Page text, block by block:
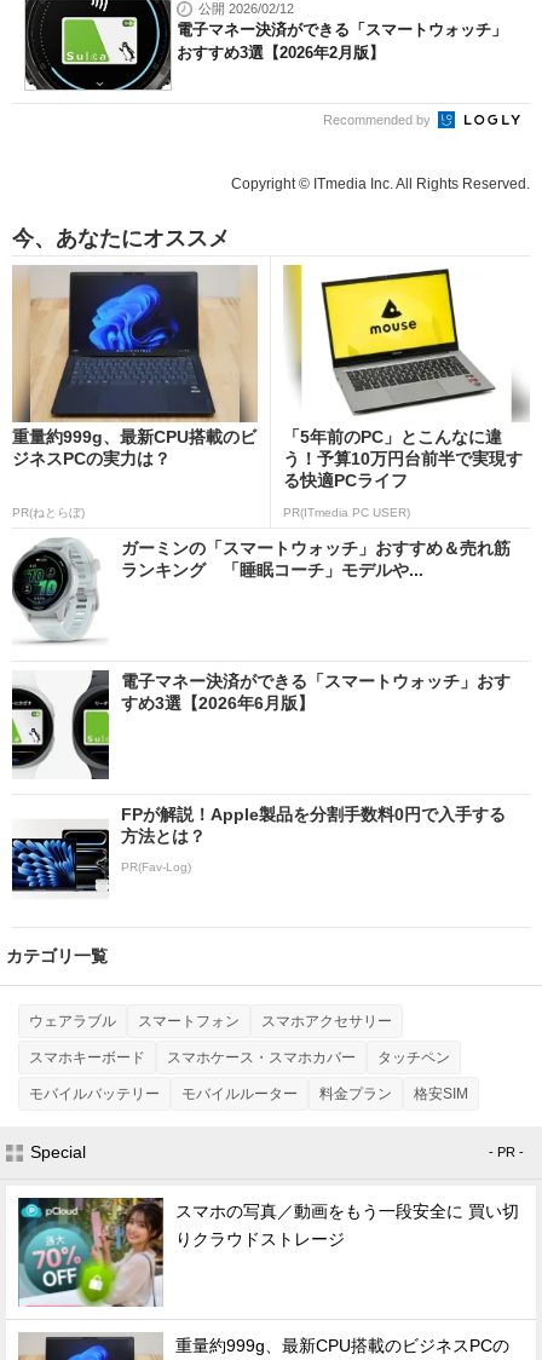
公開 2026/02/12
電子マネー決済ができる「スマートウォッチ」
おすすめ3選【2026年2月版】
Recommended by
Copyright © ITmedia Inc. All Rights Reserved.
今、あなたにオススメ
重量約999g、最新CPU搭載のビ
ジネスPCの実力は？
PR(ねとらぼ)
「5年前のPC」とこんなに違
う！予算10万円台前半で実現す
る快適PCライフ
PR(ITmedia PC USER)
ガーミンの「スマートウォッチ」おすすめ＆売れ筋
ランキング 「睡眠コーチ」モデルや...
電子マネー決済ができる「スマートウォッチ」おす
すめ3選【2026年6月版】
FPが解説！Apple製品を分割手数料0円で入手する
方法とは？
PR(Fav-Log)
カテゴリ一覧
ウェアラブル スマートフォン スマホアクセサリー
スマホキーボード スマホケース・スマホカバー タッチペン
モバイルバッテリー モバイルルーター 料金プラン 格安SIM
Special - PR -
スマホの写真／動画をもう一段安全に 買い切
りクラウドストレージ
重量約999g、最新CPU搭載のビジネスPCの